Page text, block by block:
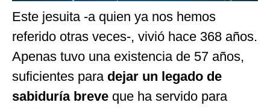
Este jesuita -a quien ya nos hemos
referido otras veces-, vivió hace 368 años.
Apenas tuvo una existencia de 57 años,
suficientes para dejar un legado de
sabiduría breve que ha servido para